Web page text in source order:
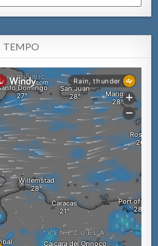
TEMPO